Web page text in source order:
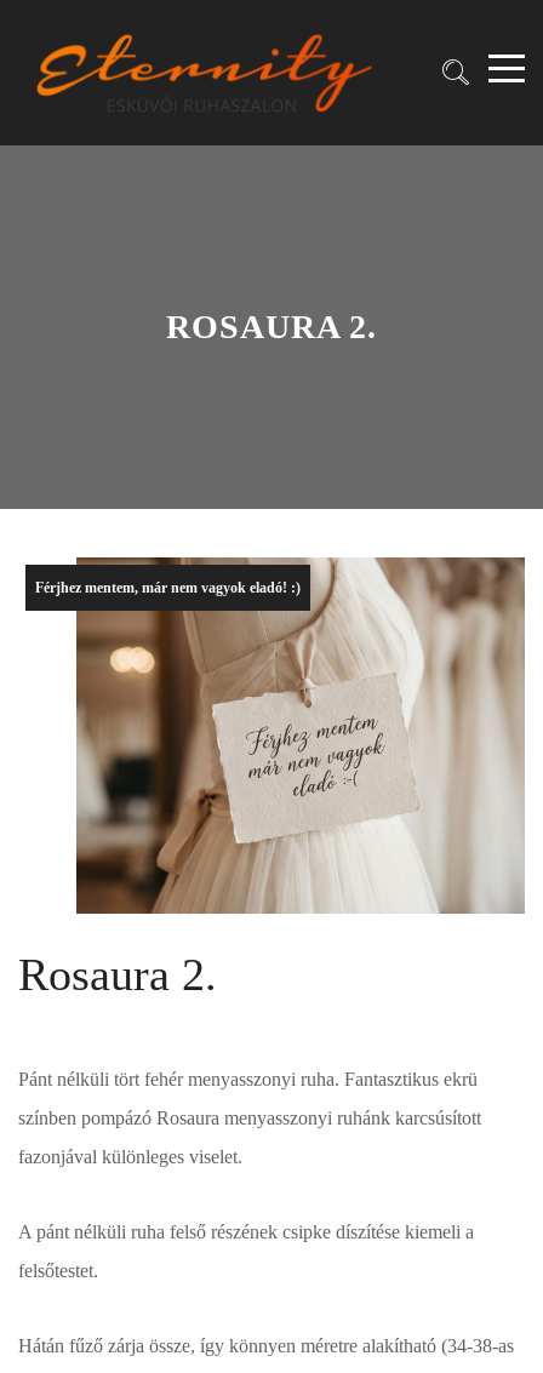
ROSAURA 2.
Férjhez mentem, már nem vagyok eladó! :)
Rosaura 2.
Pánt nélküli tört fehér menyasszonyi ruha. Fantasztikus ekrü
színben pompázó Rosaura menyasszonyi ruhánk karcsúsított
fazonjával különleges viselet.
A pánt nélküli ruha felső részének csipke díszítése kiemeli a
felsőtestet.
Hátán fűző zárja össze, így könnyen méretre alakítható (34-38-as